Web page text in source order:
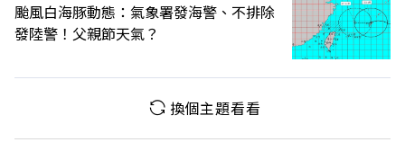
颱風白海豚動態：氣象署發海警、不排除
發陸警！父親節天氣？
換個主題看看